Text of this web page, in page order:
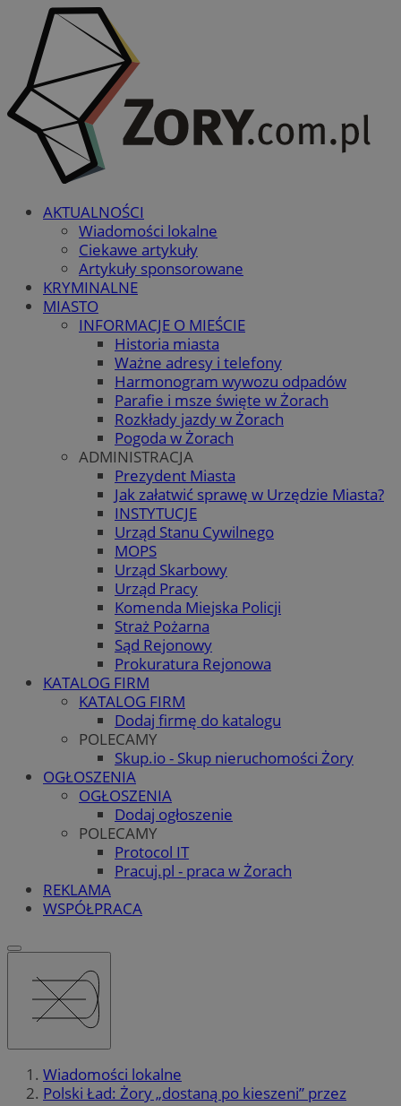
AKTUALNOŚCI
Wiadomości lokalne
Ciekawe artykuły
Artykuły sponsorowane
KRYMINALNE
MIASTO
INFORMACJE O MIEŚCIE
Historia miasta
Ważne adresy i telefony
Harmonogram wywozu odpadów
Parafie i msze święte w Żorach
Rozkłady jazdy w Żorach
Pogoda w Żorach
ADMINISTRACJA
Prezydent Miasta
Jak załatwić sprawę w Urzędzie Miasta?
INSTYTUCJE
Urząd Stanu Cywilnego
MOPS
Urząd Skarbowy
Urząd Pracy
Komenda Miejska Policji
Straż Pożarna
Sąd Rejonowy
Prokuratura Rejonowa
KATALOG FIRM
KATALOG FIRM
Dodaj firmę do katalogu
POLECAMY
Skup.io - Skup nieruchomości Żory
OGŁOSZENIA
OGŁOSZENIA
Dodaj ogłoszenie
POLECAMY
Protocol IT
Pracuj.pl - praca w Żorach
REKLAMA
WSPÓŁPRACA
Wiadomości lokalne
Polski Ład: Żory „dostaną po kieszeni” przez